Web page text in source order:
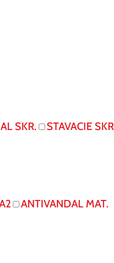
SKR.
STAVACIE
ANTIVANDAL MAT.